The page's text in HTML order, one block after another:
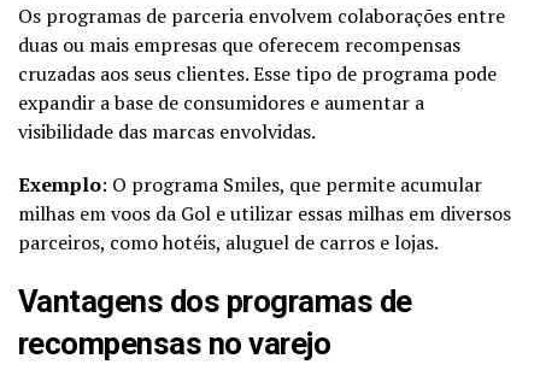
Os programas de parceria envolvem colaborações entre
duas ou mais empresas que oferecem recompensas
cruzadas aos seus clientes. Esse tipo de programa pode
expandir a base de consumidores e aumentar a
visibilidade das marcas envolvidas.
Exemplo: O programa Smiles, que permite acumular
milhas em voos da Gol e utilizar essas milhas em diversos
parceiros, como hotéis, aluguel de carros e lojas.
Vantagens dos programas de
recompensas no varejo